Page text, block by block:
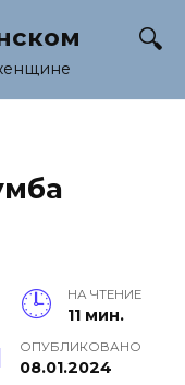
НА ЧТЕНИЕ
11 мин.
ОПУБЛИКОВАНО
08.01.2024